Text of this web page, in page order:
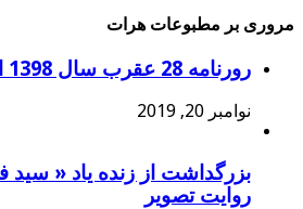
مروری بر مطبوعات هرات
رورنامه 28 عقرب سال 1398 اتفاق اسلام – هرات
نوامبر 20, 2019
بزرگداشت از زنده یاد « سید
روایت تصویر